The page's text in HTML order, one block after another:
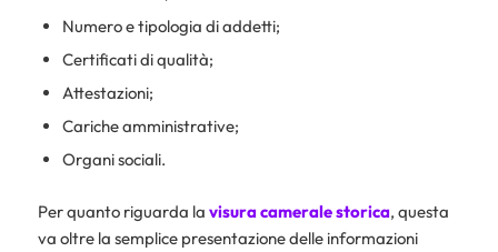
Numero e tipologia di addetti;
Certificati di qualità;
Attestazioni;
Cariche amministrative;
Organi sociali.
Per quanto riguarda la visura camerale storica, questa
va oltre la semplice presentazione delle informazioni